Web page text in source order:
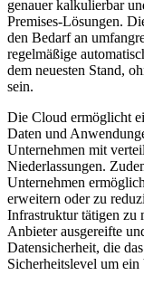
genauer kalkulierbar
Premises-Lösungen.
den Bedarf an
regelmäßige
dem neuesten Stand,
sein.
Die Cloud ermöglicht
Daten und
Unternehmen mit
Niederlassungen.
Unternehmen
erweitern oder zu
Infrastruktur tätigen zu
Anbieter ausgereifte
Datensicherheit, die
Sicherheitslevel um